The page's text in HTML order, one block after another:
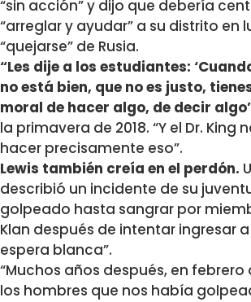
“sin acción” y dijo que debería
“arreglar y ayudar” a su distrito en
“quejarse” de Rusia.
“Les dije a los estudiantes:
no está bien, que no es justo,
moral de hacer algo, de decir
la primavera de 2018. “Y el Dr. King
hacer precisamente eso”.
Lewis también creía en el perdón.
describió un incidente de su
golpeado hasta sangrar por
Klan después de intentar ingresar
espera blanca”.
“Muchos años después, en febrero
los hombres que nos había